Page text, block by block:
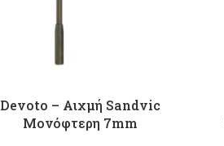
Devoto – Αιχμή Sandvic
Μονόφτερη 7mm